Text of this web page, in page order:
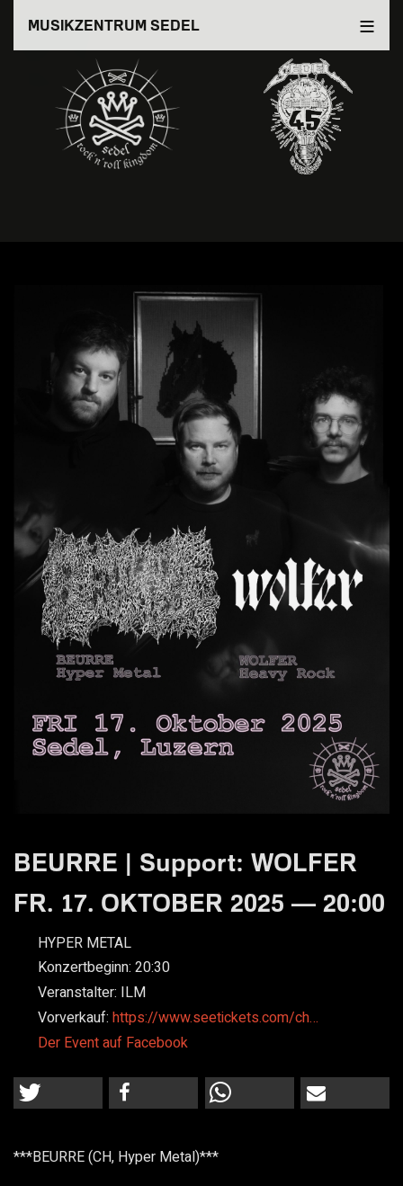
Inhalt
MUSIKZENTRUM SEDEL
BEURRE | Support: WOLFER
FR. 17. OKTOBER 2025 — 20:00
HYPER METAL
Konzertbeginn: 20:30
Veranstalter: ILM
Vorverkauf: https://www.seetickets.com/ch…
Der Event auf Facebook
***BEURRE (CH, Hyper Metal)***